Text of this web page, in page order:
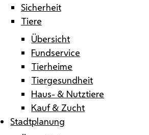
Sicherheit
Tiere
Übersicht
Fundservice
Tierheime
Tiergesundheit
Haus- & Nutztiere
Kauf & Zucht
Stadtplanung